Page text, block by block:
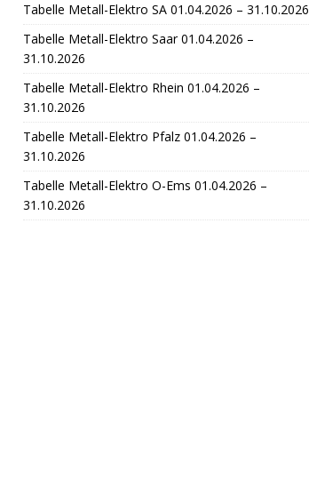
Tabelle Metall-Elektro SA 01.04.2026 – 31.10.2026
Tabelle Metall-Elektro Saar 01.04.2026 –
31.10.2026
Tabelle Metall-Elektro Rhein 01.04.2026 –
31.10.2026
Tabelle Metall-Elektro Pfalz 01.04.2026 –
31.10.2026
Tabelle Metall-Elektro O-Ems 01.04.2026 –
31.10.2026